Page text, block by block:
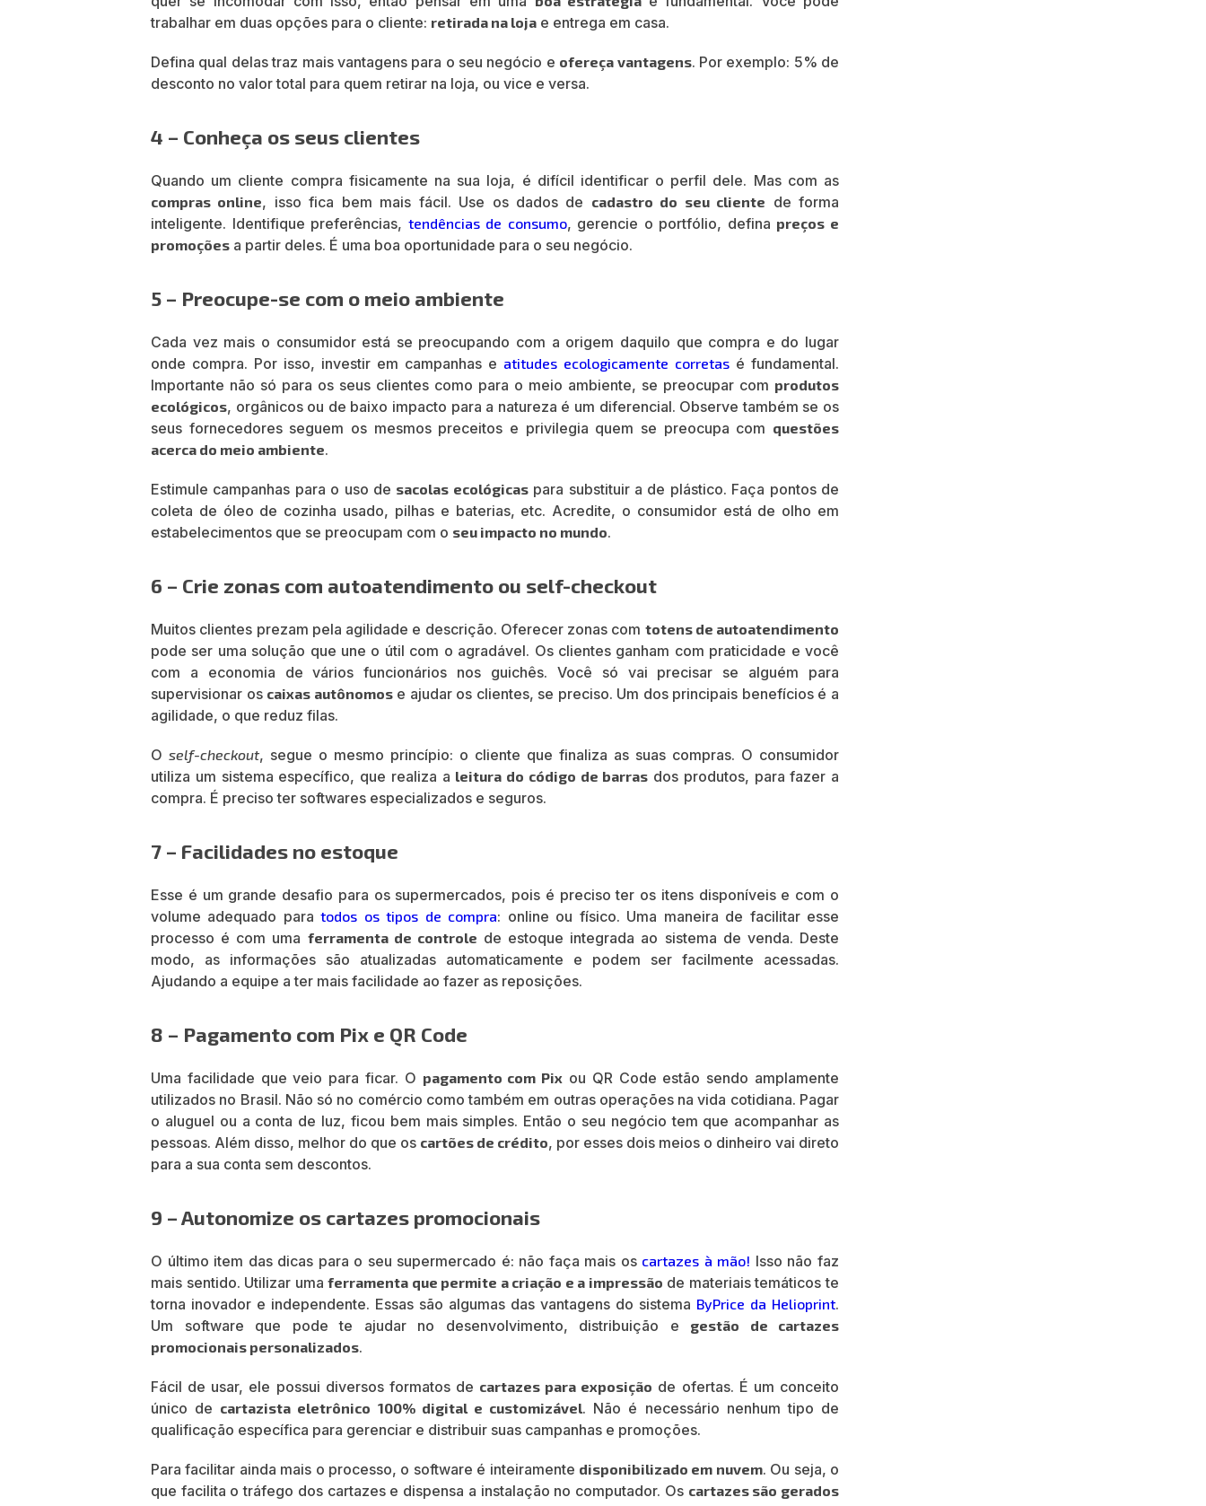
trabalhar em duas opções para o cliente: retirada na loja e entrega em casa.
Defina qual delas traz mais vantagens para o seu negócio e ofereça vantagens. Por exemplo: 5% de
desconto no valor total para quem retirar na loja, ou vice e versa.
4 – Conheça os seus clientes
Quando um cliente compra fisicamente na sua loja, é difícil identificar o perfil dele. Mas com as
compras online, isso fica bem mais fácil. Use os dados de cadastro do seu cliente de forma
inteligente. Identifique preferências, tendências de consumo, gerencie o portfólio, defina preços e
promoções a partir deles. É uma boa oportunidade para o seu negócio.
5 – Preocupe-se com o meio ambiente
Cada vez mais o consumidor está se preocupando com a origem daquilo que compra e do lugar
onde compra. Por isso, investir em campanhas e atitudes ecologicamente corretas é fundamental.
Importante não só para os seus clientes como para o meio ambiente, se preocupar com produtos
ecológicos, orgânicos ou de baixo impacto para a natureza é um diferencial. Observe também se os
seus fornecedores seguem os mesmos preceitos e privilegia quem se preocupa com questões
acerca do meio ambiente.
Estimule campanhas para o uso de sacolas ecológicaspara substituir a de plástico. Faça pontos de
coleta de óleo de cozinha usado, pilhas e baterias, etc. Acredite, o consumidor está de olho em
estabelecimentos que se preocupam com o seu impacto no mundo.
6 – Crie zonas com autoatendimento ou self-checkout
Muitos clientes prezam pela agilidade e descrição. Oferecer zonas com totens de autoatendimento
pode ser uma solução que une o útil com o agradável. Os clientes ganham com praticidade e você
com a economia de vários funcionários nos guichês. Você só vai precisar se alguém para
supervisionar os caixas autônomose ajudar os clientes, se preciso. Um dos principais benefícios é a
agilidade, o que reduz filas.
O self-checkout, segue o mesmo princípio: o cliente que finaliza as suas compras. O consumidor
utiliza um sistema específico, que realiza a leitura do código de barras dos produtos, para fazer a
compra. É preciso ter softwares especializados e seguros.
7 – Facilidades no estoque
Esse é um grande desafio para os supermercados, pois é preciso ter os itens disponíveis e com o
volume adequado paratodos os tipos de compra: online ou físico. Uma maneira de facilitar esse
processo é com uma ferramenta de controle de estoque integrada ao sistema de venda. Deste
modo, as informações são atualizadas automaticamente e podem ser facilmente acessadas.
Ajudando a equipe a ter mais facilidade ao fazer as reposições.
8 – Pagamento com Pix e QR Code
Uma facilidade que veio para ficar. O pagamento com Pix ou QR Code estão sendo amplamente
utilizados no Brasil. Não só no comércio como também em outras operações na vida cotidiana. Pagar
o aluguel ou a conta de luz, ficou bem mais simples. Então o seu negócio tem que acompanhar as
pessoas. Além disso, melhor do que os cartões de crédito, por esses dois meios o dinheiro vai direto
para a sua conta sem descontos.
9 – Autonomize os cartazes promocionais
O último item das dicas para o seu supermercado é: não faça mais os cartazes à mão! Isso não faz
mais sentido. Utilizar umaferramenta que permite a criação e a impressão de materiais temáticos te
torna inovador e independente. Essas são algumas das vantagens do sistema ByPrice da Helioprint.
Um software que pode te ajudar no desenvolvimento, distribuição e gestão de cartazes
promocionais personalizados.
Fácil de usar, ele possui diversos formatos de cartazes para exposição de ofertas. É um conceito
único de cartazista eletrônico 100% digital e customizável. Não é necessário nenhum tipo de
qualificação específica para gerenciar e distribuir suas campanhas e promoções.
Para facilitar ainda mais o processo, o software é inteiramente disponibilizado em nuvem. Ou seja, o
que facilita o tráfego dos cartazes e dispensa a instalação no computador. Os cartazes são gerados